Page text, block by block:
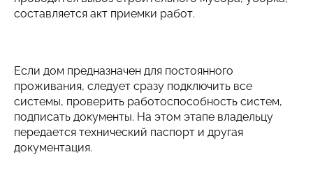
составляется акт приемки работ.
Если дом предназначен для постоянного
проживания, следует сразу подключить все
системы, проверить работоспособность систем,
подписать документы. На этом этапе владельцу
передается технический паспорт и другая
документация.